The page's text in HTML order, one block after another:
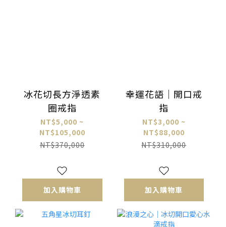
冰花切長方淨透素
圈戒指
NT$5,000 ~
NT$105,000
NT$370,000
加入購物車
幸運花語｜開口戒
指
NT$3,000 ~
NT$88,000
NT$310,000
加入購物車